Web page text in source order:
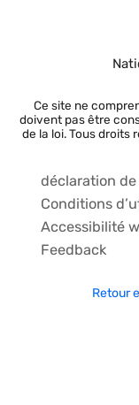
Ce site ne
doivent pas être
de la loi. Tous droits
déclaration
Conditions
Accessibilité
Feedback
Retour